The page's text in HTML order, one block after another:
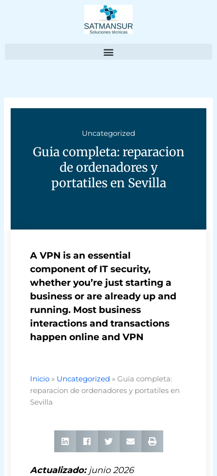
Uncategorized
Guia completa: reparacion
de ordenadores y
portatiles en Sevilla
A VPN is an essential
component of IT security,
whether you’re just starting a
business or are already up and
running. Most business
interactions and transactions
happen online and VPN
Inicio » Uncategorized »Guia completa:
reparacion de ordenadores y portatiles en
Sevilla
Actualizado:junio 2026